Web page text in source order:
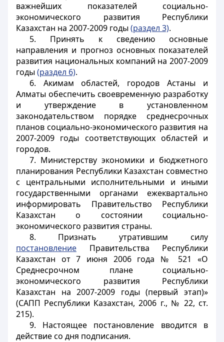
важнейших показателей социально-
экономического развития Республики
Казахстан на 2007-2009 годы(раздел 3).
5. Принять к сведению основные
направления и прогноз основных показателей
развития национальных компаний на 2007-2009
годы(раздел 6).
6. Акимам областей, городов Астаны и
Алматы обеспечить своевременную разработку
и утверждение в установленном
законодательством порядке среднесрочных
планов социально-экономического развития на
2007-2009 годы соответствующих областей и
городов.
7. Министерству экономики и бюджетного
планирования Республики Казахстан совместно
с центральными исполнительными и иными
государственными органами ежеквартально
информировать Правительство Республики
Казахстан о состоянии социально-
экономического развития страны.
8. Признать утратившим силу
постановление Правительства Республики
Казахстан от 7 июня 2006 года № 521 «О
Среднесрочном плане социально-
экономического развития Республики
Казахстан на 2007-2009 годы (первый этап)»
(САПП Республики Казахстан, 2006 г., № 22, ст.
215).
9. Настоящее постановление вводится в
действие со дня подписания.